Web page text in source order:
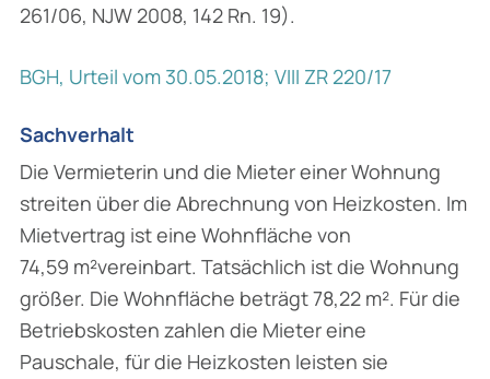
261/06, NJW 2008, 142 Rn. 19).
BGH, Urteil vom 30.05.2018; VIII ZR 220/17
Sachverhalt
Die Vermieterin und die Mieter einer Wohnung
streiten über die Abrechnung von Heizkosten. Im
Mietvertrag ist eine Wohnfläche von
74,59 m²vereinbart. Tatsächlich ist die Wohnung
größer. Die Wohnfläche beträgt 78,22 m². Für die
Betriebskosten zahlen die Mieter eine
Pauschale, für die Heizkosten leisten sie